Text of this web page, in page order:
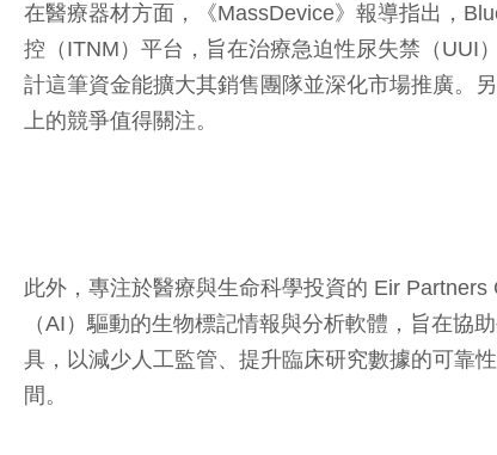
在醫療器材方面，《MassDevice》報導指出，
控（ITNM）平台，旨在治療急迫性尿失禁（UUI
計這筆資金能擴大其銷售團隊並深化市場推廣。
上的競爭值得關注。
此外，專注於醫療與生命科學投資的 Eir
（AI）驅動的生物標記情報與分析軟體，旨在
具，以減少人工監管、提升臨床研究數據的可靠
間。